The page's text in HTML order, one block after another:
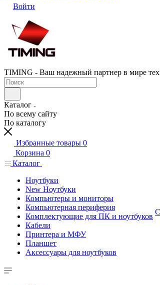
Войти
TIMING - Ваш надежный партнер в мире
Каталог
По всему сайту
По каталогу
Избранные товары 0
Корзина 0
Каталог
Ноутбуки
New Ноутбуки
Компьютеры и мониторы
Компьютерная периферия
Комплектующие для ПК и ноутбуков
Кабели
Принтера и МФУ
Планшет
Аксессуары для ноутбуков